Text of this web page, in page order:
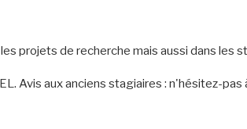
projets de recherche mais aussi dans les
Avis aux anciens stagiaires : n'hésitez-